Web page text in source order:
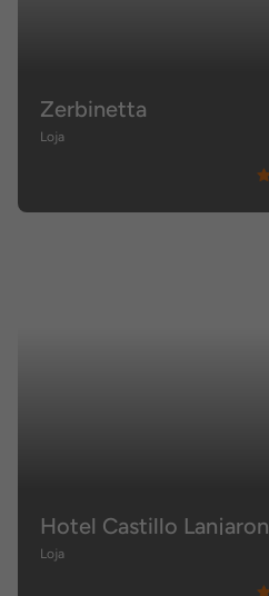
Zerbinetta
Loja
Hotel Castillo Lanjaron
Loja